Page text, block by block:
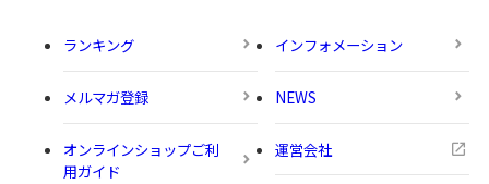
ランキング インフォメーション
メルマガ登録 NEWS
オンラインショップご利
用ガイド
運営会社